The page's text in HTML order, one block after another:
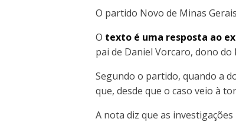
O partido Novo de Minas
O texto é uma resposta ao
pai de Daniel Vorcaro, dono
Segundo o partido, quando a
que, desde que o caso veio à
A nota diz que as